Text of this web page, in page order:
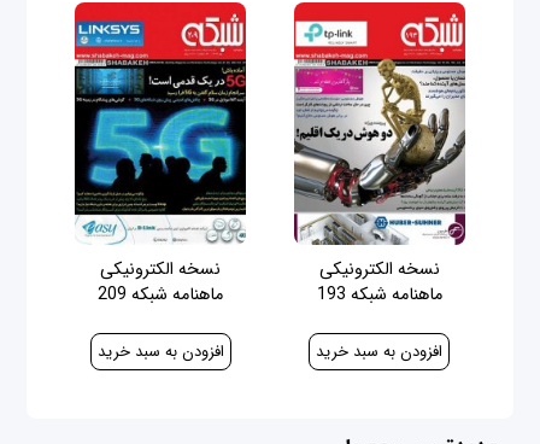
نسخه الکترونیکی
ماهنامه شبکه 193
نسخه الکترونیکی
ماهنامه شبکه 209